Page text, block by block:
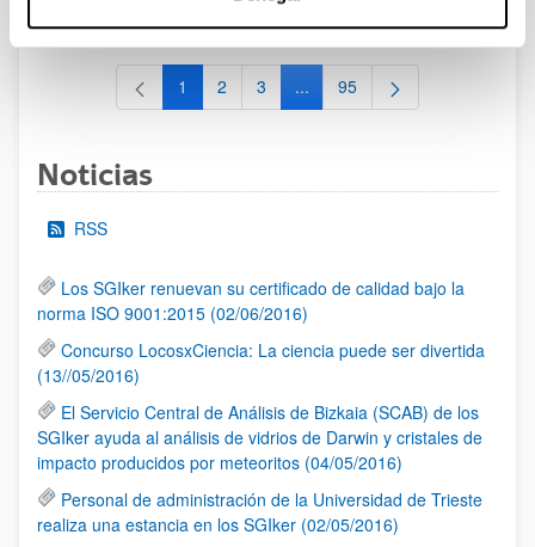
al 30/07/2026 (ambos incluídos)
Página
1 Página
2 Página
3 ...Páginas intermedias Use TAB
Página
95
Noticias
RSS
Los SGIker renuevan su certificado de calidad bajo la
norma ISO 9001:2015 (02/06/2016)
Concurso LocosxCiencia: La ciencia puede ser divertida
(13//05/2016)
El Servicio Central de Análisis de Bizkaia (SCAB) de los
SGIker ayuda al análisis de vidrios de Darwin y cristales de
impacto producidos por meteoritos (04/05/2016)
Personal de administración de la Universidad de Trieste
realiza una estancia en los SGIker (02/05/2016)